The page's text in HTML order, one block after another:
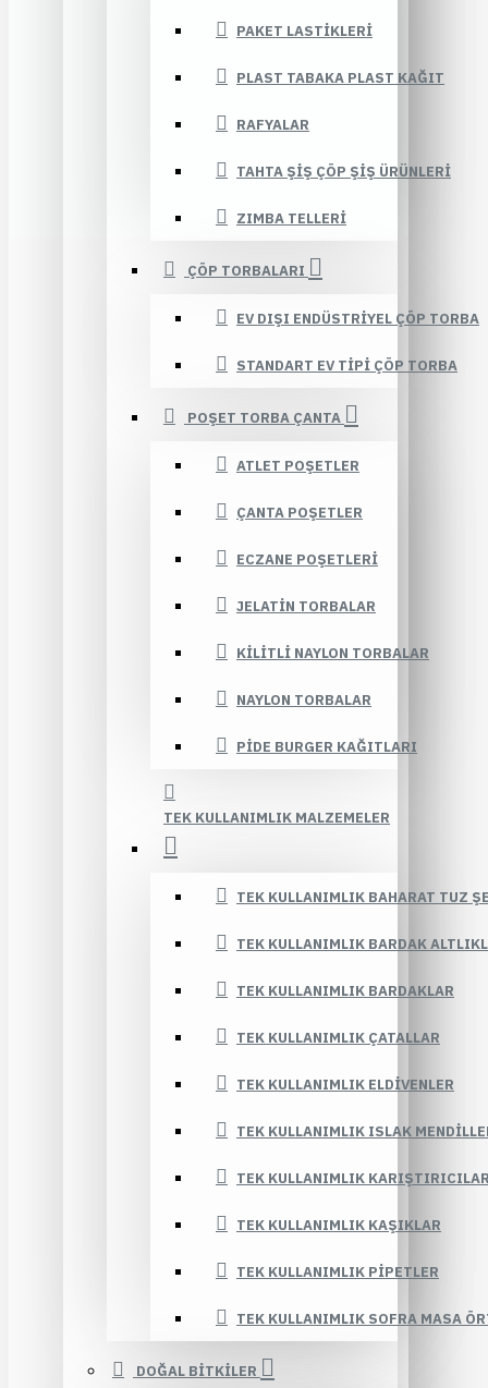
PAKET LASTIKLERI
PLAST TABAKA PLAST KAĞIT
RAFYALAR
TAHTA ŞIŞ ÇÖP ŞIŞ ÜRÜNLERI
ZIMBA TELLERI
ÇÖP TORBALARI
EV DIŞI ENDÜSTRIYEL ÇÖP TORBA
STANDART EV TIPI ÇÖP TORBA
POŞET TORBA ÇANTA
ATLET POŞETLER
ÇANTA POŞETLER
ECZANE POŞETLERI
JELATIN TORBALAR
KILITLI NAYLON TORBALAR
NAYLON TORBALAR
PIDE BURGER KAĞITLARI
TEK KULLANIMLIK MALZEMELER
TEK KULLANIMLIK BAHARAT TUZ
TEK KULLANIMLIK BARDAK
TEK KULLANIMLIK BARDAKLAR
TEK KULLANIMLIK ÇATALLAR
TEK KULLANIMLIK ELDIVENLER
TEK KULLANIMLIK ISLAK
TEK KULLANIMLIK
TEK KULLANIMLIK KAŞIKLAR
TEK KULLANIMLIK PIPETLER
TEK KULLANIMLIK SOFRA MASA
DOĞAL BİTKİLER